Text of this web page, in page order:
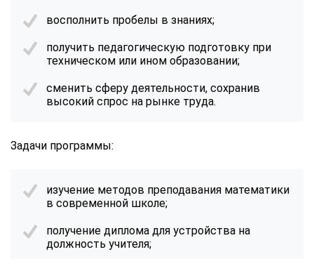
восполнить пробелы в знаниях;
получить педагогическую подготовку при
техническом или ином образовании;
сменить сферу деятельности, сохранив
высокий спрос на рынке труда.
Задачи программы:
изучение методов преподавания математики
в современной школе;
получение диплома для устройства на
должность учителя;